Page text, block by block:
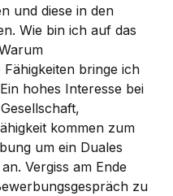
und diese in den
Wie bin ich auf das
Fähigkeiten bringe ich
hohes Interesse bei
kommen zum
um ein Duales
Vergiss am Ende
zu